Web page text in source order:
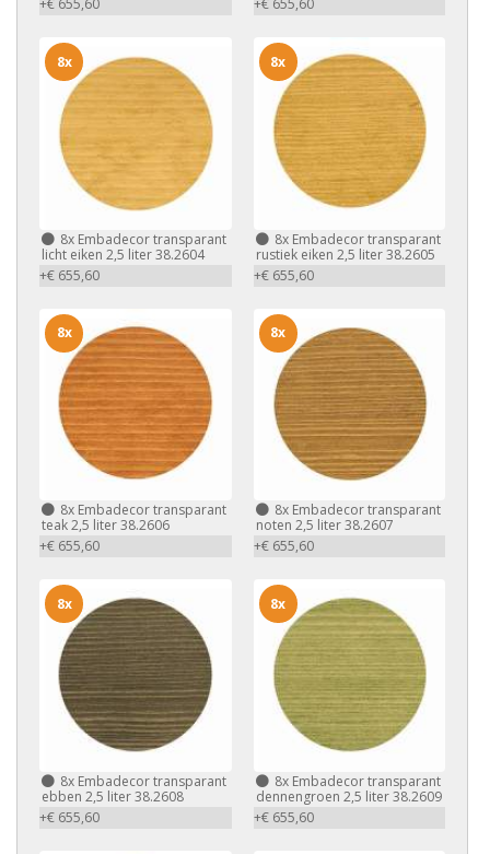
+€ 655,60 +€ 655,60
8x Embadecor transparant
licht eiken 2,5 liter 38.2604
+€ 655,60
8x
8xEmbadecor transparant
rustiek eiken 2,5 liter 38.2605
+€ 655,60
8x
8x Embadecor transparant
teak 2,5 liter 38.2606
+€ 655,60
8x
8xEmbadecor transparant
noten 2,5 liter 38.2607
+€ 655,60
8x
8x Embadecor transparant
ebben 2,5 liter 38.2608
+€ 655,60
8x
8xEmbadecor transparant
dennengroen 2,5 liter 38.2609
+€ 655,60
8x